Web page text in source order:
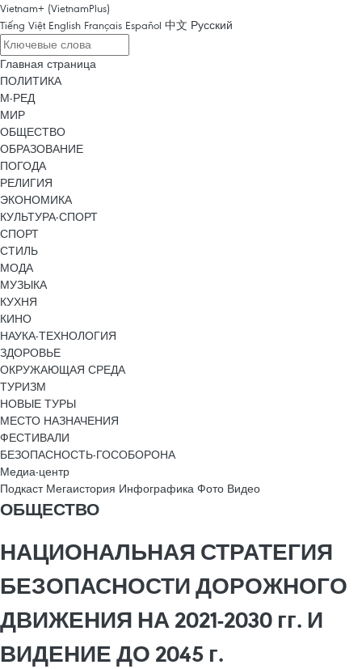
Vietnam+ (VietnamPlus)
Tiếng Việt English Français Español 中文 Русский
Главная страница
ПОЛИТИКА
М-РЕД
МИР
ОБЩЕСТВО
ОБРАЗОВАНИЕ
ПОГОДА
РЕЛИГИЯ
ЭКОНОМИКА
КУЛЬТУРА-СПОРТ
СПОРТ
СТИЛЬ
МОДА
МУЗЫКА
КУХНЯ
КИНО
НАУКА-ТЕХНОЛОГИЯ
ЗДОРОВЬЕ
ОКРУЖАЮЩАЯ СРЕДА
ТУРИЗМ
НОВЫЕ ТУРЫ
МЕСТО НАЗНАЧЕНИЯ
ФЕСТИВАЛИ
БЕЗОПАСНОСТЬ-ГОСОБОРОНА
Медиа-центр
Подкаст Мегаистория Инфографика Фото Видео
ОБЩЕСТВО
НАЦИОНАЛЬНАЯ СТРАТЕГИЯ
БЕЗОПАСНОСТИ ДОРОЖНОГО
ДВИЖЕНИЯ НА 2021-2030 гг. И
ВИДЕНИЕ ДО 2045 г.